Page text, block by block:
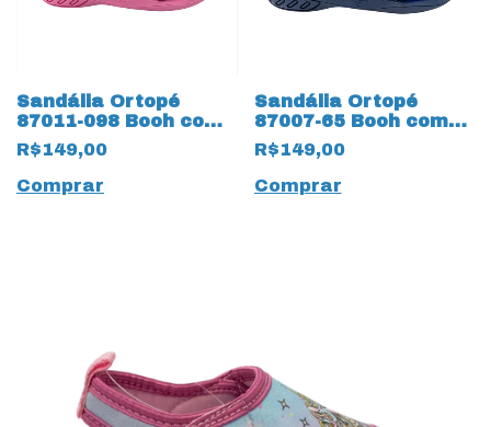
Sandália Ortopé
87011-098 Booh com
Velcro e LED 14033
Rosa
R$149,00
Comprar
Sandália Ortopé
87007-65 Booh com
LED 14032 Azul
R$149,00
Comprar